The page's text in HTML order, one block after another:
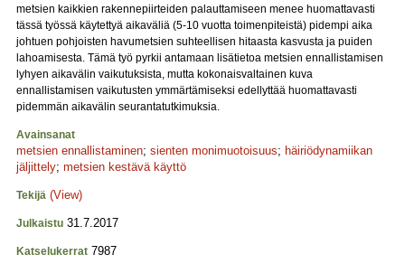
metsien kaikkien rakennepiirteiden palauttamiseen menee huomattavasti
tässä työssä käytettyä aikaväliä (5-10 vuotta toimenpiteistä) pidempi aika
johtuen pohjoisten havumetsien suhteellisen hitaasta kasvusta ja puiden
lahoamisesta. Tämä työ pyrkii antamaan lisätietoa metsien ennallistamisen
lyhyen aikavälin vaikutuksista, mutta kokonaisvaltainen kuva
ennallistamisen vaikutusten ymmärtämiseksi edellyttää huomattavasti
pidemmän aikavälin seurantatutkimuksia.
Avainsanat
metsien ennallistaminen; sienten monimuotoisuus; häiriödynamiikan
jäljittely; metsien kestävä käyttö
Tekijä (View)
Julkaistu 31.7.2017
Katselukerrat 7987